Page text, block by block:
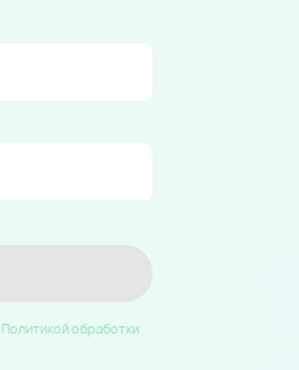
Политикой обработки